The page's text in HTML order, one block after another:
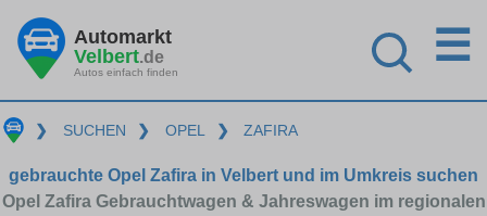
Automarkt
Velbert.de
Autos einfach finden
☰
❯ SUCHEN ❯ OPEL ❯ ZAFIRA
gebrauchte Opel Zafira in Velbert und im Umkreis suchen
Opel Zafira Gebrauchtwagen & Jahreswagen im regionalen